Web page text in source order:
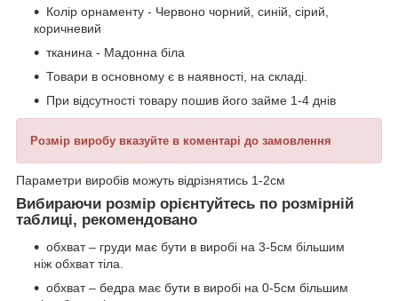
Колір орнаменту - Червоно чорний, синій, сірий,
коричневий
тканина - Мадонна біла
Товари в основному є в наявності, на складі.
При відсутності товару пошив його займе 1-4 днів
Розмір виробу вказуйте в коментарі до замовлення
Параметри виробів можуть відрізнятись 1-2см
Вибираючи розмір орієнтуйтесь по розмірній
таблиці, рекомендовано
обхват – груди має бути в виробі на 3-5см більшим
ніж обхват тіла.
обхват – бедра має бути в виробі на 0-5см більшим